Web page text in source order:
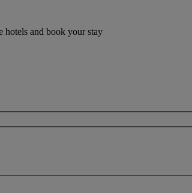
hotels and book your stay